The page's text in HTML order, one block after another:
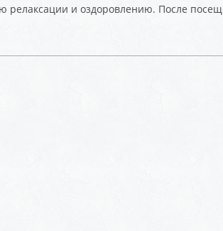
релаксации и оздоровлению. После